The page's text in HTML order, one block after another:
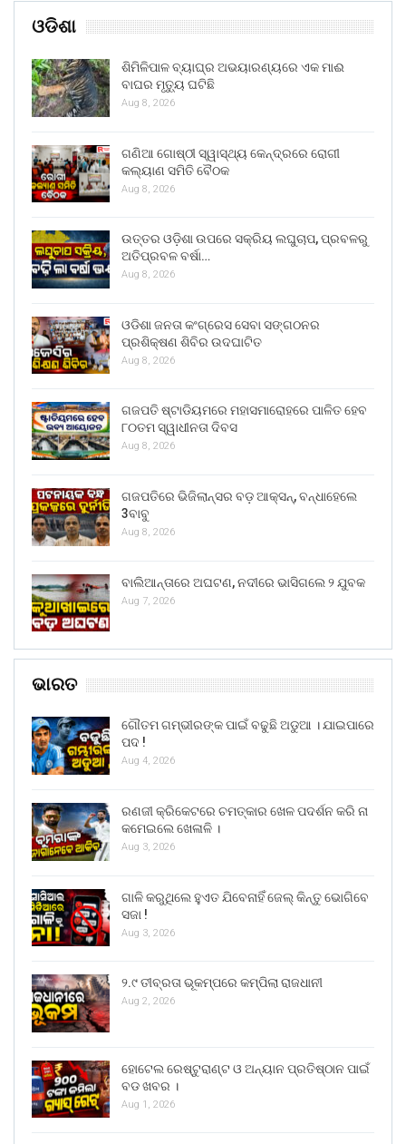
ଓଡିଶା
ଶିମିଳିପାଳ ବ୍ୟାଘ୍ର ଅଭୟାରଣ୍ୟରେ ଏକ ମାଈ
ବାଘର ମୃତ୍ୟୁ ଘଟିଛି
Aug 8, 2026
ଗଣିଆ ଗୋଷ୍ଠୀ ସ୍ୱାସ୍ଥ୍ୟ କେନ୍ଦ୍ରରେ ରୋଗୀ
କଲ୍ୟାଣ ସମିତି ବୈଠକ
Aug 8, 2026
ଉତ୍ତର ଓଡ଼ିଶା ଉପରେ ସକ୍ରିୟ ଲଘୁଚାପ, ପ୍ରବଳରୁ
ଅତିପ୍ରବଳ ବର୍ଷା…
Aug 8, 2026
ଓଡିଶା ଜନତା କଂଗ୍ରେସ ସେବା ସଙ୍ଗଠନର
ପ୍ରଶିକ୍ଷଣ ଶିବିର ଉଦଘାଟିତ
Aug 8, 2026
ଗଜପତି ଷ୍ଟାଡିୟମରେ ମହାସମାରୋହରେ ପାଳିତ ହେବ
୮୦ତମ ସ୍ୱାଧୀନତା ଦିବସ
Aug 8, 2026
ଗଜପତିରେ ଭିଜିଲାନ୍ସର ବଡ଼ ଆକ୍ସନ୍, ବନ୍ଧାହେଲେ
3ବାବୁ
Aug 8, 2026
ବାଲିଆନ୍ତାରେ ଅଘଟଣ, ନଦୀରେ ଭାସିଗଲେ ୨ ଯୁବକ
Aug 7, 2026
ଭାରତ
ଗୌତମ ଗମ୍ଭୀରଙ୍କ ପାଇଁ ବଢୁଛି ଅଡୁଆ । ଯାଇପାରେ
ପଦ !
Aug 4, 2026
ରଣଜୀ କ୍ରିକେଟରେ ଚମତ୍କାର ଖେଳ ପଦର୍ଶନ କରି ନା
କମେଇଲେ ଖେଳାଳି ।
Aug 3, 2026
ଗାଳି କରୁଥିଲେ ହୁଏତ ଯିବେନାହିଁ ଜେଲ୍ କିନ୍ତୁ ଭୋଗିବେ
ସଜା !
Aug 3, 2026
୨.୯ ତୀବ୍ରତା ଭୂକମ୍ପରେ କମ୍ପିଲା ରାଜଧାନୀ
Aug 2, 2026
ହୋଟେଲ ରେଷ୍ଟୁରାଣ୍ଟ ଓ ଅନ୍ୟାନ ପ୍ରତିଷ୍ଠାନ ପାଇଁ
ବଡ ଖବର ।
Aug 1, 2026